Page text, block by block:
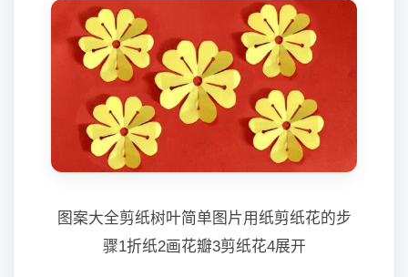
图案大全剪纸树叶简单图片用纸剪纸花的步
骤1折纸2画花瓣3剪纸花4展开